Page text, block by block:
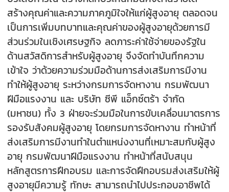
สร้างคุณค่าและความภาคภูมิใจให้แก่ผู้สูงอายุ ตลอดจน
เป็นการเพิ่มบทบาทและคุณค่าของผู้สูงอายุด้วยการมี
ส่วนร่วมในเชิงเศรษฐกิจ ลดภาระค่าใช้จ่ายของรัฐใน
ด้านสวัสดิการสำหรับผู้สูงอายุ จึงจัดทำบันทึกความ
เข้าใจ ว่าด้วยความร่วมมือด้านการส่งเสริมการมีงาน
ทำให้ผู้สูงอายุ ระหว่างกรมการจัดหางาน กรมพัฒนา
ฝีมือแรงงาน และ บริษัท ซีพี แอ็กซ์ตร้า จำกัด
(มหาชน) ทั้ง 3 ฝ่ายจะร่วมมือในการขับเคลื่อนมาตรการ
รองรับสังคมผู้สูงอายุ โดยกรมการจัดหางาน ทำหน้าที่
ส่งเสริมการมีงานทำในตำแหน่งงานที่เหมาะสมกับผู้สูง
อายุ กรมพัฒนาฝีมือแรงงาน ทำหน้าที่สนับสนุน
หลักสูตรการฝึกอบรม และการจัดฝึกอบรมส่งเสริมให้ผู้
สูงอายุมีความรู้ ทักษะ สามารถนำไปประกอบอาชีพได้